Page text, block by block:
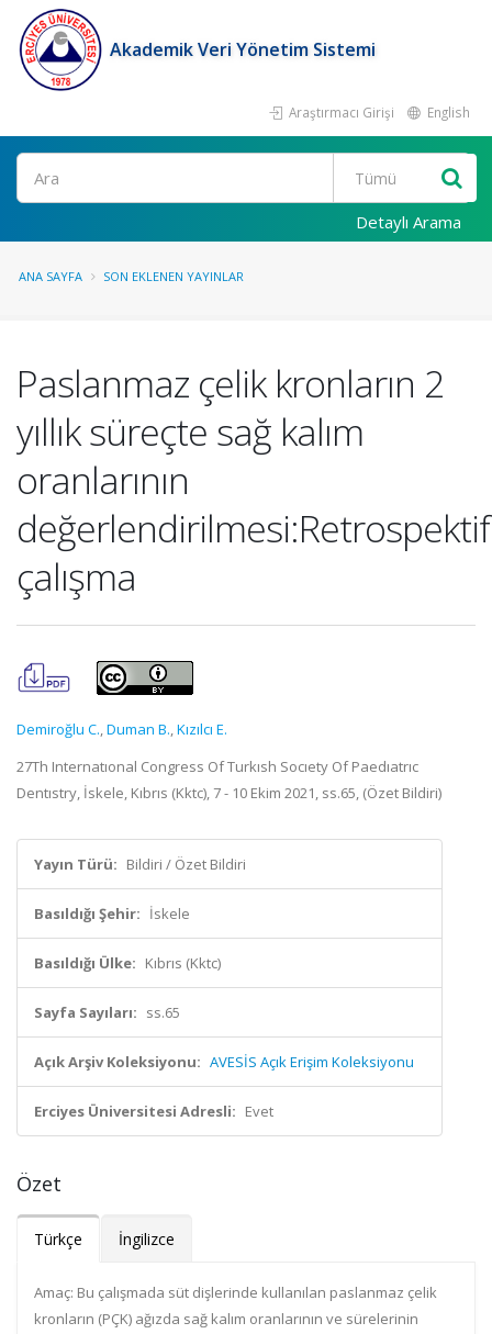
Akademik Veri Yönetim Sistemi
Araştırmacı Girişi English
Ara
Detaylı Arama
ANA SAYFA SON EKLENEN YAYINLAR
Paslanmaz çelik kronların 2
yıllık süreçte sağ kalım
oranlarının
değerlendirilmesi:Retrospektif
çalışma
Demiroğlu C.,Duman B.,Kızılcı E.
27Th Internatıonal Congress Of Turkısh Socıety Of Paedıatrıc
Dentıstry, İskele, Kıbrıs (Kktc), 7 - 10 Ekim 2021, ss.65, (Özet Bildiri)
Yayın Türü: Bildiri / Özet Bildiri
Basıldığı Şehir: İskele
Basıldığı Ülke: Kıbrıs (Kktc)
Sayfa Sayıları: ss.65
Açık Arşiv Koleksiyonu: AVESİS Açık Erişim Koleksiyonu
Erciyes Üniversitesi Adresli: Evet
Özet
Türkçe İngilizce
Amaç: Bu çalışmada süt dişlerinde kullanılan paslanmaz çelik
kronların (PÇK) ağızda sağ kalım oranlarının ve sürelerinin